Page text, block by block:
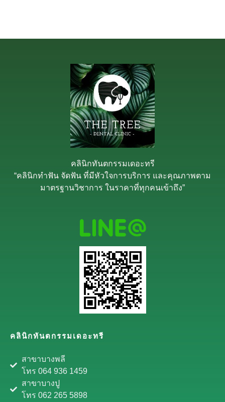
คลินิกทันตกรรมเดอะทรี
“คลินิกทำฟัน จัดฟัน ที่มีหัวใจการบริการ และคุณภาพตาม
มาตรฐานวิชาการ ในราคาที่ทุกคนเข้าถึง”
คลินิกทันตกรรมเดอะทรี
สาขาบางพลี
โทร 064 936 1459
สาขาบางปู
โทร 062 265 5898